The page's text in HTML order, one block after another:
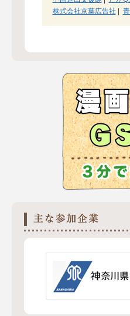
株式会社京葉広告社 |